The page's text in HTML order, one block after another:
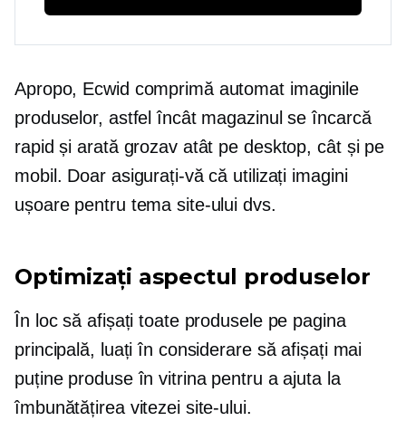
Apropo, Ecwid comprimă automat imaginile
produselor, astfel încât magazinul se încarcă
rapid și arată grozav atât pe desktop, cât și pe
mobil. Doar asigurați-vă că utilizați imagini
ușoare pentru tema site-ului dvs.
Optimizați aspectul produselor
În loc să afișați toate produsele pe pagina
principală, luați în considerare să afișați mai
puține produse în vitrina pentru a ajuta la
îmbunătățirea vitezei site-ului.